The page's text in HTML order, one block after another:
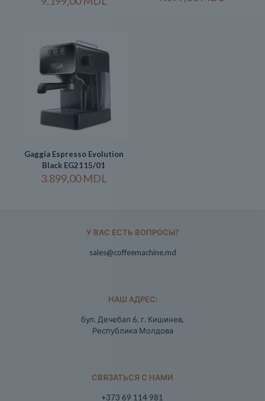
Gaggia Espresso Evolution
Black EG2115/01
3.899,00MDL
У ВАС ЕСТЬ ВОПРОСЫ?
sales@coffeemachine.md
НАШ АДРЕС:
бул. Дечебал 6, г. Кишинев,
Республика Молдова
СВЯЗАТЬСЯ С НАМИ
+373 69 114 981